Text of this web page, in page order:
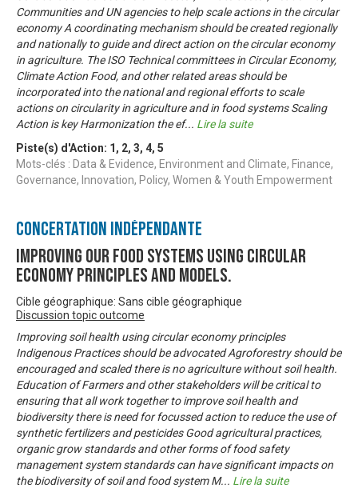
Communities and UN agencies to help scale actions in the circular
economy A coordinating mechanism should be created regionally
and nationally to guide and direct action on the circular economy
in agriculture. The ISO Technical committees in Circular Economy,
Climate Action Food, and other related areas should be
incorporated into the national and regional efforts to scale
actions on circularity in agriculture and in food systems Scaling
Action is key Harmonization the ef... Lire la suite
Piste(s) d'Action: 1 , 2, 3, 4, 5
Mots-clés : Data & Evidence, Environment and Climate, Finance,
Governance, Innovation, Policy, Women & Youth Empowerment
Concertation Indépendante
Improving our food systems using circular
economy principles and models.
Cible géographique: Sans cible géographique
Discussion topic outcome
Improving soil health using circular economy principles
Indigenous Practices should be advocated Agroforestry should be
encouraged and scaled there is no agriculture without soil health.
Education of Farmers and other stakeholders will be critical to
ensuring that all work together to improve soil health and
biodiversity there is need for focussed action to reduce the use of
synthetic fertilizers and pesticides Good agricultural practices,
organic grow standards and other forms of food safety
management system standards can have significant impacts on
the biodiversity of soil and food system M... Lire la suite